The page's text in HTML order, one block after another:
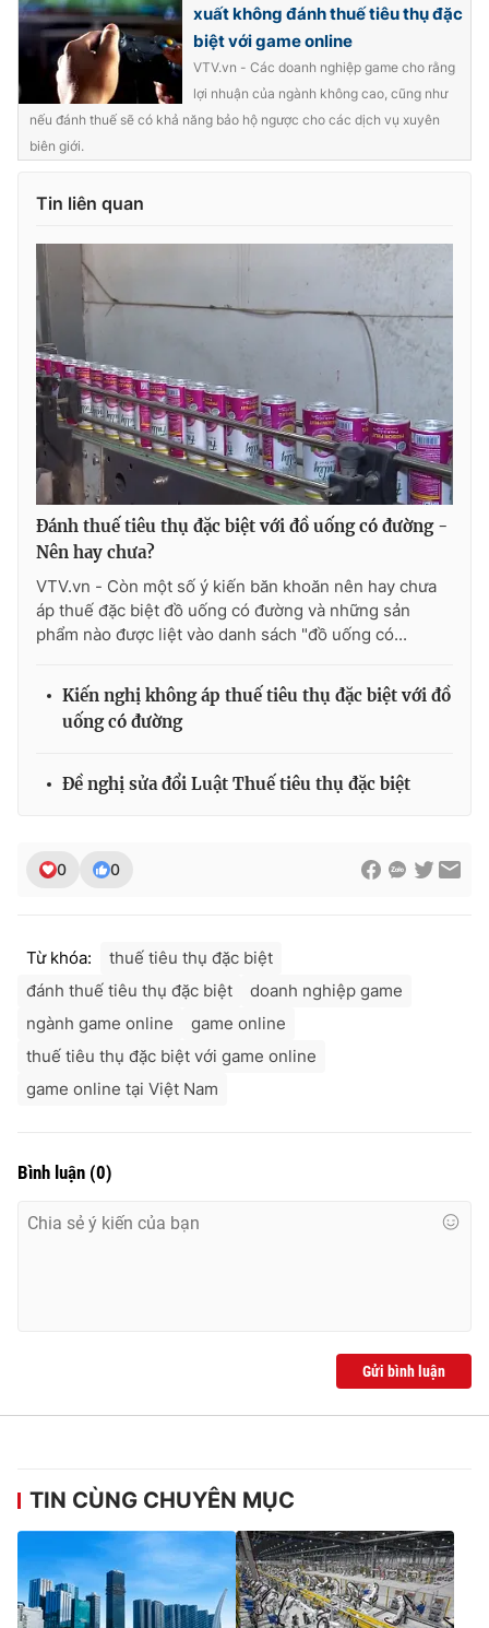
Ðiện thoại Thời báo VTV:024.66 897 897
Email:toasoan@vtv.vn
Liên hệ quảng cáo:
024-7300.7108
® Cấm sao chép dưới mọi hình thức nếu không có sự chấp
thuận bằng văn bản. Ghi rõ nguồn VTV.vn khi phát hành lại
thông tin từ website này.
xuất không đánh thuế tiêu thụ đặc
biệt với game online
VTV.vn - Các doanh nghiệp game cho rằng
lợi nhuận của ngành không cao, cũng như
nếu đánh thuế sẽ có khả năng bảo hộ ngược cho các dịch vụ xuyên
biên giới.
Tin liên quan
Đánh thuế tiêu thụ đặc biệt với đồ uống có đường -
Nên hay chưa?
VTV.vn - Còn một số ý kiến băn khoăn nên hay chưa
áp thuế đặc biệt đồ uống có đường và những sản
phẩm nào được liệt vào danh sách "đồ uống có...
Kiến nghị không áp thuế tiêu thụ đặc biệt với đồ
uống có đường
Đề nghị sửa đổi Luật Thuế tiêu thụ đặc biệt
0 0
Từ khóa:
thuế tiêu thụ đặc biệt
đánh thuế tiêu thụ đặc biệt
doanh nghiệp game
ngành game online
game online
thuế tiêu thụ đặc biệt với game online
game online tại Việt Nam
Bình luận (0)
Gửi bình luận
TIN CÙNG CHUYÊN MỤC